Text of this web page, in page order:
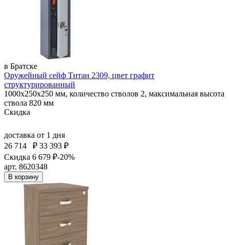
в Братске
Оружейный сейф Титан 2309, цвет графит
структурированный
1000x250x250 мм, количество стволов 2, максимальная высота
ствола 820 мм
Скидка
доставка от 1 дня
26 714
₽ 33 393 ₽
Скидка 6 679 ₽-20%
арт. 8620348
В корзину